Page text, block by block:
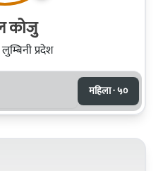
कोजु
प्रदेश
महिला · ५०